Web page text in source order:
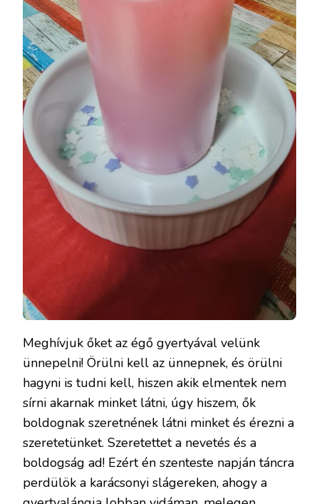
Meghívjuk őket az égő gyertyával velünk
ünnepelni! Örülni kell az ünnepnek, és örülni
hagyni is tudni kell, hiszen akik elmentek nem
sírni akarnak minket látni, úgy hiszem, ők
boldognak szeretnének látni minket és érezni a
szeretetünket. Szeretettet a nevetés és a
boldogság ad! Ezért én szenteste napján táncra
perdülök a karácsonyi slágereken, ahogy a